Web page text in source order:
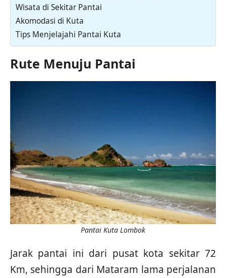
Wisata di Sekitar Pantai
Akomodasi di Kuta
Tips Menjelajahi Pantai Kuta
Rute Menuju Pantai
Pantai Kuta Lombok
Jarak pantai ini dari pusat kota sekitar 72
Km, sehingga dari Mataram lama perjalanan